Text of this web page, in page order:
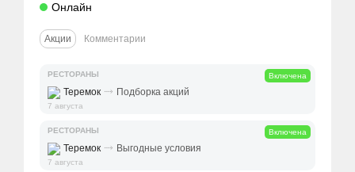
Онлайн
Акции Комментарии
РЕСТОРАНЫ Включена
Теремок ⤑ Подборка акций
7 августа
РЕСТОРАНЫ Включена
Теремок ⤑ Выгодные условия
7 августа